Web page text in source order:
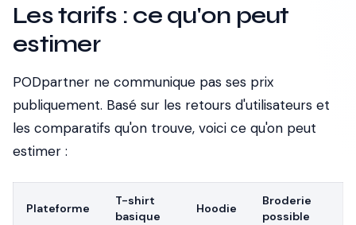
Les tarifs : ce qu'on peut
estimer
PODpartner ne communique pas ses prix
publiquement. Basé sur les retours d'utilisateurs et
les comparatifs qu'on trouve, voici ce qu'on peut
estimer :
Plateforme
T-shirt
basique
Hoodie
Broderie
possible